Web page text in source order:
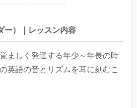
ー）｜レッスン内容
ましく発達する年少～年長の時
英語の音とリズムを耳に刻むこ